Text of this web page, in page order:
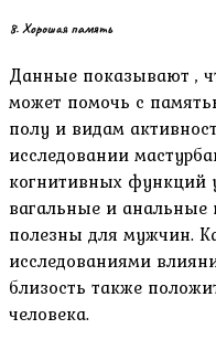
8. Хорошая память
Данные показывают ,
может помочь с
полу и видам
исследовании
когнитивных функций
вагальные и анальные
полезны для мужчин.
исследованиями
близость также
человека.